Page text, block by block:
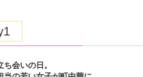
ち会いの日。